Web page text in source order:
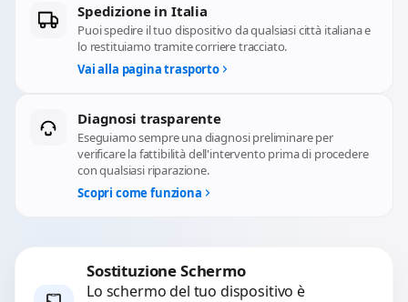
Spedizione in Italia
Puoi spedire il tuo dispositivo da qualsiasi città italiana e
lo restituiamo tramite corriere tracciato.
Vai alla pagina trasporto
Diagnosi trasparente
Eseguiamo sempre una diagnosi preliminare per
verificare la fattibilità dell'intervento prima di procedere
con qualsiasi riparazione.
Scopri come funziona
Sostituzione Schermo
Lo schermo del tuo dispositivo è